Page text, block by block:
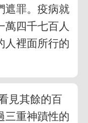
遮罪。疫病就
萬四千七百人
人裡面所行的
見其餘的百
三重神蹟性的